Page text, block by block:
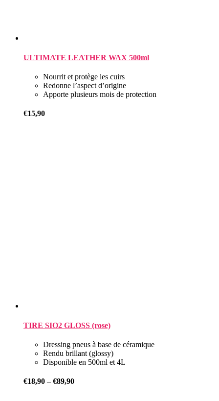
ULTIMATE LEATHER WAX 500ml
Nourrit et protège les cuirs
Redonne l’aspect d’origine
Apporte plusieurs mois de protection
€15,90
TIRE SIO2 GLOSS (rose)
Dressing pneus à base de céramique
Rendu brillant (glossy)
Disponible en 500ml et 4L
€18,90–€89,90